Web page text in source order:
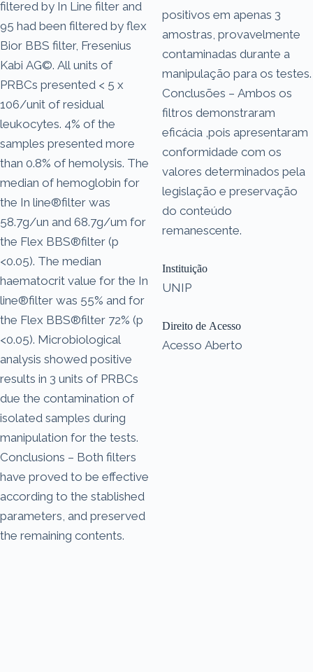
filtered by In Line filter and
95 had been filtered by flex
Bior BBS filter, Fresenius
Kabi AG©. All units of
PRBCs presented < 5 x
106/unit of residual
leukocytes. 4% of the
samples presented more
than 0.8% of hemolysis. The
median of hemoglobin for
the In line®filter was
58.7g/un and 68.7g/um for
the Flex BBS®filter (p
<0.05). The median
haematocrit value for the In
line®filter was 55% and for
the Flex BBS®filter 72% (p
<0.05). Microbiological
analysis showed positive
results in 3 units of PRBCs
due the contamination of
isolated samples during
manipulation for the tests.
Conclusions – Both filters
have proved to be effective
according to the stablished
parameters, and preserved
the remaining contents.
positivos em apenas 3
amostras, provavelmente
contaminadas durante a
manipulação para os testes.
Conclusões – Ambos os
filtros demonstraram
eficácia ,pois apresentaram
conformidade com os
valores determinados pela
legislação e preservação
do conteúdo
remanescente.
Instituição
UNIP
Direito de Acesso
Acesso Aberto